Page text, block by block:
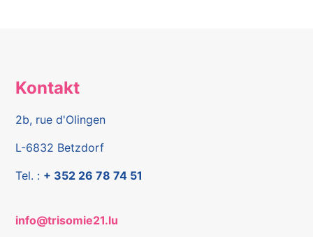
Kontakt
2b, rue d'Olingen
L-6832 Betzdorf
Tel. : + 352 26 78 74 51
info@trisomie21.lu